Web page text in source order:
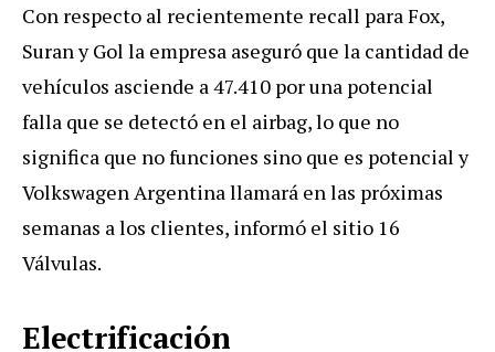
Con respecto al recientemente recall para Fox,
Suran y Gol la empresa aseguró que la cantidad de
vehículos asciende a 47.410 por una potencial
falla que se detectó en el airbag, lo que no
significa que no funciones sino que es potencial y
Volkswagen Argentina llamará en las próximas
semanas a los clientes, informó el sitio 16
Válvulas.
Electrificación